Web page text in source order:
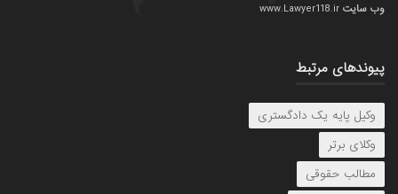
وب سایت
پیوندهای مرتبط
وکیل پایه یک دادگستری
وکلای برتر
مطالب حقوقی